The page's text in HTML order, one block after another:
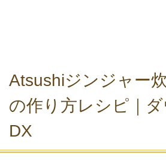
Atsushiジンジャー
の作り方レシピ｜
DX